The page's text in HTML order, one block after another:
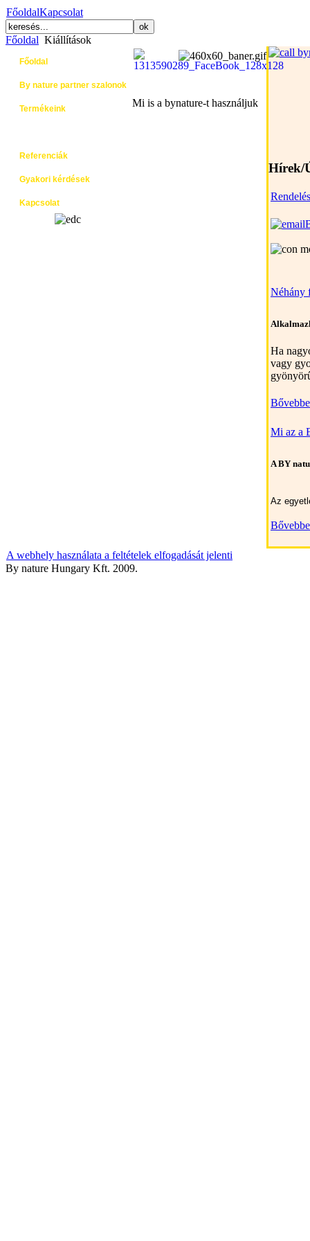
FőoldalKapcsolat
Főoldal Kiállítások
Főoldal
By nature partner szalonok
Termékeink
Referenciák
Gyakori kérdések
Kapcsolat
Mi is a bynature-t használjuk
Hírek/
Rendelés
Néhány
Ha
vagy
Mi az a
A BY
Az
A webhely használata a feltételek elfogadását jelenti
By nature Hungary Kft. 2009.